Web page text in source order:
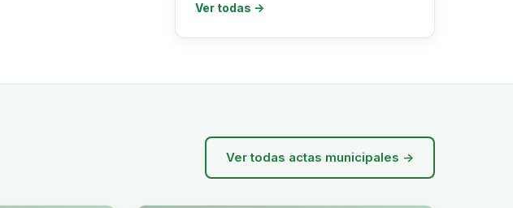
Ver todas →
Ver todas actas municipales →